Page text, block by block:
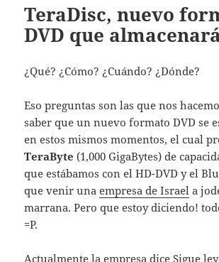
TeraDisc, nuevo
DVD que
¿Qué? ¿Cómo? ¿Cuándo? ¿Dónde?
Eso preguntas son las que nos
saber que un nuevo formato DVD se
en estos mismos momentos, el cual
TeraByte (1,000 GigaBytes) de
que estábamos con el HD-DVD y el
que venir unaempresa de Israel a
marrana. Pero que estoy diciendo!
=P.
Actualmente la empresa diceSigue